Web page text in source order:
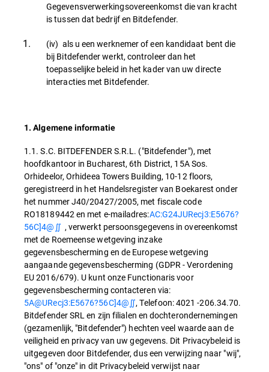
Gegevensverwerkingsovereenkomst die van kracht
is tussen dat bedrijf en Bitdefender.
(iv) als u een werknemer of een kandidaat bent die
bij Bitdefender werkt, controleer dan het
toepasselijke beleid in het kader van uw directe
interacties met Bitdefender.
1. Algemene informatie
1.1. S.C. BITDEFENDER S.R.L. ("Bitdefender"), met
hoofdkantoor in Bucharest, 6th District, 15A Sos.
Orhideelor, Orhideea Towers Building, 10-12 floors,
geregistreerd in het Handelsregister van Boekarest onder
het nummer J40/20427/2005, met fiscale code
RO18189442 en met e-mailadres:AC:G24JURecj3:E5676?
56C]4@∬ , verwerkt persoonsgegevens in overeenkomst
met de Roemeense wetgeving inzake
gegevensbescherming en de Europese wetgeving
aangaande gegevensbescherming (GDPR - Verordening
EU 2016/679). U kunt onze Functionaris voor
gegevensbescherming contacteren via:
5A@URecj3:E5676?56C]4@∬, Telefoon: 4021 -206.34.70.
Bitdefender SRL en zijn filialen en dochterondernemingen
(gezamenlijk, "Bitdefender") hechten veel waarde aan de
veiligheid en privacy van uw gegevens. Dit Privacybeleid is
uitgegeven door Bitdefender, dus een verwijzing naar "wij",
"ons" of "onze" in dit Privacybeleid verwijst naar